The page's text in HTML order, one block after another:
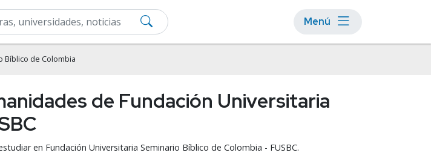
Menú
Bíblico de Colombia
de Fundación Universitaria
en Fundación Universitaria Seminario Bíblico de Colombia - FUSBC.